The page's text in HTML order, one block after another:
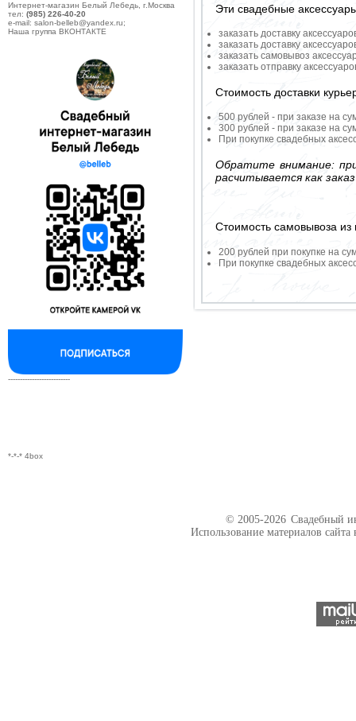
Интернет-магазин Белый Лебедь, г.Москва
тел: (985) 226-40-20
e-mail: salon-belleb@yandex.ru;
Наша группа ВКОНТАКТЕ
--------------------------
*-*-* 4box
Эти свадебные
заказать доставку
заказать доставку
заказать самовывоз
заказать отправку
Стоимость доставки
500 рублей - при заказе на
300 рублей - при заказе на
При покупке свадебных
Обратите внимание:
расчитывается как
Стоимость самовывоза из
200 рублей при покупке на
При покупке свадебных
© 2005-2026 Свадебный
Использование материалов